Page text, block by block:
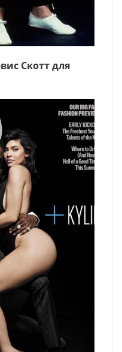
Скотт для